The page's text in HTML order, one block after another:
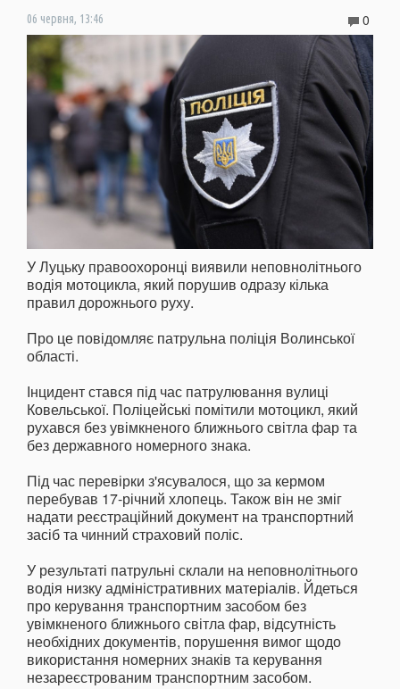
06 червня, 13:46 0
У Луцьку правоохоронці виявили неповнолітнього
водія мотоцикла, який порушив одразу кілька
правил дорожнього руху.
Про це повідомляє патрульна поліція Волинської
області.
Інцидент стався під час патрулювання вулиці
Ковельської. Поліцейські помітили мотоцикл, який
рухався без увімкненого ближнього світла фар та
без державного номерного знака.
Під час перевірки з'ясувалося, що за кермом
перебував 17-річний хлопець. Також він не зміг
надати реєстраційний документ на транспортний
засіб та чинний страховий поліс.
У результаті патрульні склали на неповнолітнього
водія низку адміністративних матеріалів. Йдеться
про керування транспортним засобом без
увімкненого ближнього світла фар, відсутність
необхідних документів, порушення вимог щодо
використання номерних знаків та керування
незареєстрованим транспортним засобом.